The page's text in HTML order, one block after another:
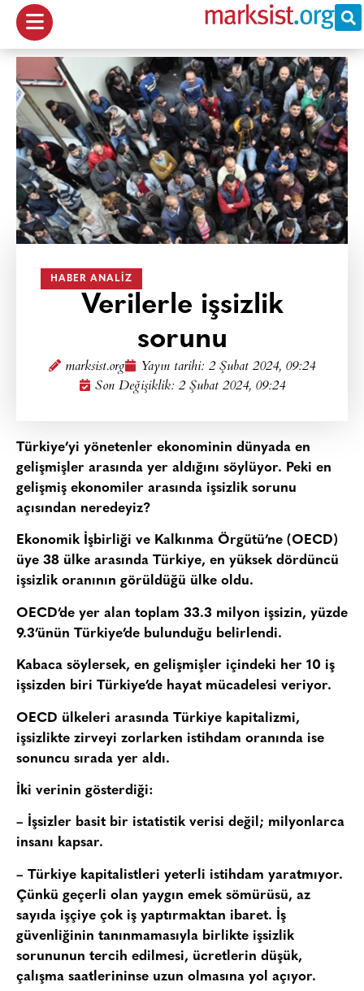
HABER ANALIZ
Verilerle işsizlik
sorunu
marksist.org Yayın tarihi: 2 Şubat 2024, 09:24
Son Değişiklik: 2 Şubat 2024, 09:24
Türkiye’yi yönetenler ekonominin dünyada en
gelişmişler arasında yer aldığını söylüyor. Peki en
gelişmiş ekonomiler arasında işsizlik sorunu
açısından neredeyiz?
Ekonomik İşbirliği ve Kalkınma Örgütü’ne (OECD)
üye 38 ülke arasında Türkiye, en yüksek dördüncü
işsizlik oranının görüldüğü ülke oldu.
OECD’de yer alan toplam 33.3 milyon işsizin, yüzde
9.3’ünün Türkiye’de bulunduğu belirlendi.
Kabaca söylersek, en gelişmişler içindeki her 10 iş
işsizden biri Türkiye’de hayat mücadelesi veriyor.
OECD ülkeleri arasında Türkiye kapitalizmi,
işsizlikte zirveyi zorlarken istihdam oranında ise
sonuncu sırada yer aldı.
İki verinin gösterdiği:
– İşsizler basit bir istatistik verisi değil; milyonlarca
insanı kapsar.
– Türkiye kapitalistleri yeterli istihdam yaratmıyor.
Çünkü geçerli olan yaygın emek sömürüsü, az
sayıda işçiye çok iş yaptırmaktan ibaret. İş
güvenliğinin tanınmamasıyla birlikte işsizlik
sorununun tercih edilmesi, ücretlerin düşük,
çalışma saatlerininse uzun olmasına yol açıyor.